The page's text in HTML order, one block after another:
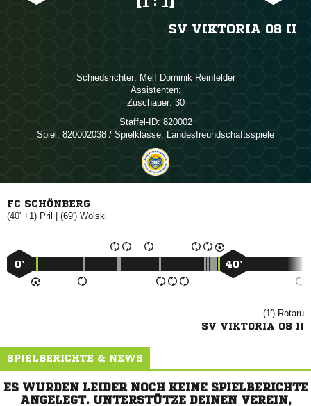
SV VIKTORIA 08 II
Schiedsrichter:   
Assistenten:
Zuschauer: 30
Staffel-ID: 820002
Spiel: 820002038 / Spielklasse: Landesfreundschaftsspiele
FC SCHÖNBERG
(40' +1)  | (69') 
0’ 40’
(1') 
SV VIKTORIA 08 II
SPIELBERICHTE & NEWS
ES WURDEN LEIDER NOCH KEINE SPIELBERICHTE
ANGELEGT. UNTERSTÜTZE DEINEN VEREIN,